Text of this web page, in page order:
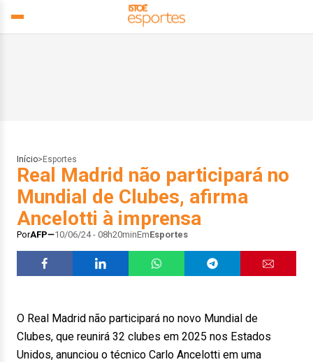
Início> Esportes
Real Madrid não participará no
Mundial de Clubes, afirma
Ancelotti à imprensa
PorAFP 10/06/24 - 08h20minEmEsportes
O Real Madrid não participará no novo Mundial de
Clubes, que reunirá 32 clubes em 2025 nos Estados
Unidos, anunciou o técnico Carlo Ancelotti em uma